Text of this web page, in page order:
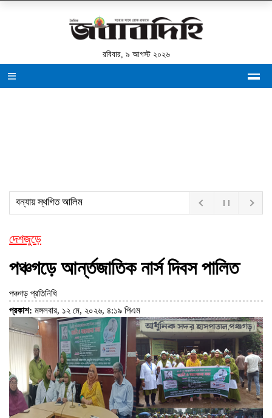
রবিবার, ৯ আগস্ট ২০২৬
বন্যায় স্থগিত আলিম পরীক্ষ
দেশজুড়ে
পঞ্চগড়ে আর্ন্তজাতিক নার্স দিবস পালিত
পঞ্চগড় প্রতিনিধি
প্রকাশ: মঙ্গলবার, ১২ মে, ২০২৬, ৪:১৯ পিএম